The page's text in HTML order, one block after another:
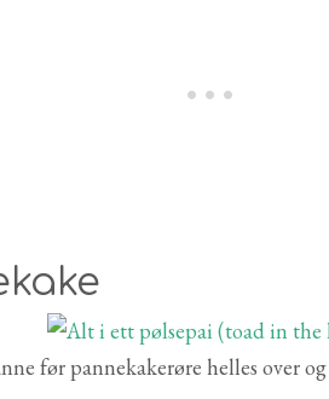
før pannekakerøre helles over